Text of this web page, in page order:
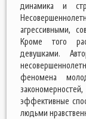
динамика и
агрессивными,
Кроме того
девушками.
феномена
эффективные
людьми